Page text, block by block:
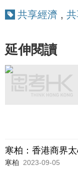
共享經濟 ,
延伸閱讀
寒柏：香港商界
寒柏 2023-09-05